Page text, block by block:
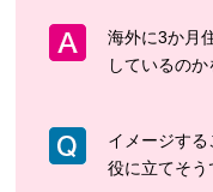
海外に3か月
しているの
イメージす
役に立てそう